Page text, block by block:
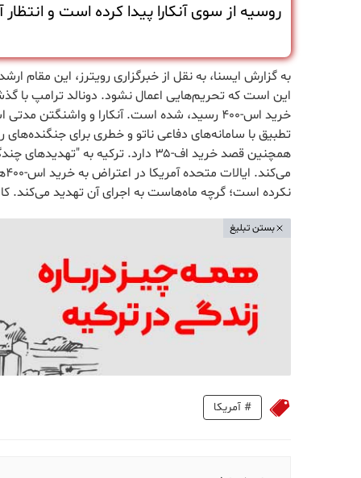
روسیه از سوی آنکارا پیدا کرده است و
به گزارش ایسنا، به نقل از خبرگزاری رویترز،‌ این مقام
این است که تحریم‌هایی اعمال نشود. دونالد ترامپ با
همچنین قصد خرید اف-۳۵ دارد. ترکیه
نکرده است؛ گرچه ماه‌هاست به اجرای آن تهدید می‌کند.
بستن تبلیغ
# آمریکا